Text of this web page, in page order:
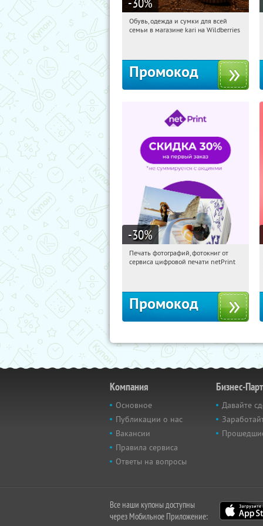
15:01:56 Получили:
Обувь, одежда и сумки для всей
семьи в магазине kari на Wildberries
Промокод
-30%
15:01:56 Получили:
Печать фотографий, фотокниг от
сервиса цифровой печати netPrint
Промокод
Компания
Основное
Публикации о нас
Вакансии
Правила сервиса
Ответы на вопросы
Бизнес-
Давайте
Все наши купоны доступны
через Мобильное Приложение: